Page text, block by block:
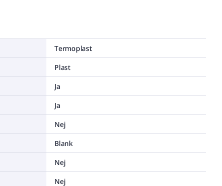
Termoplast
Plast
Ja
Ja
Nej
Blank
Nej
Nej